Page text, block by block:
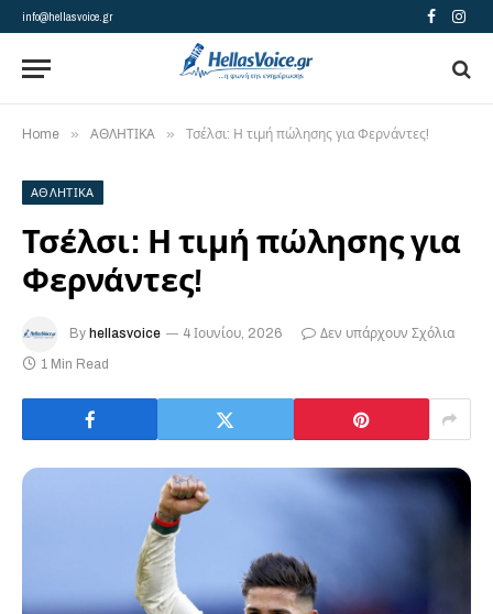
info@hellasvoice.gr Facebook
Home » ΑΘΛΗΤΙΚΑ » Τσέλσι: Η τιμή πώλησης για Φερνάντες!
ΑΘΛΗΤΙΚΑ
Τσέλσι: Η τιμή πώλησης για
Φερνάντες!
By hellasvoice 4 Ιουνίου, 2026
Δεν υπάρχουν Σχόλια
1 Min Read